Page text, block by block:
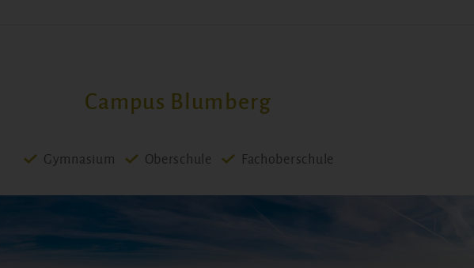
Campus Blumberg
Gymnasium Oberschule Fachoberschule